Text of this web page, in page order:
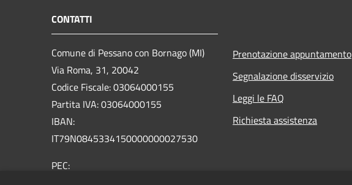
CONTATTI
Comune di Pessano con Bornago (MI)
Via Roma, 31, 20042
Codice Fiscale: 03064000155
Partita IVA: 03064000155
IBAN:
IT79N0845334150000000027530
PEC:
Prenotazione appuntamento
Segnalazione disservizio
Leggi le FAQ
Richiesta assistenza